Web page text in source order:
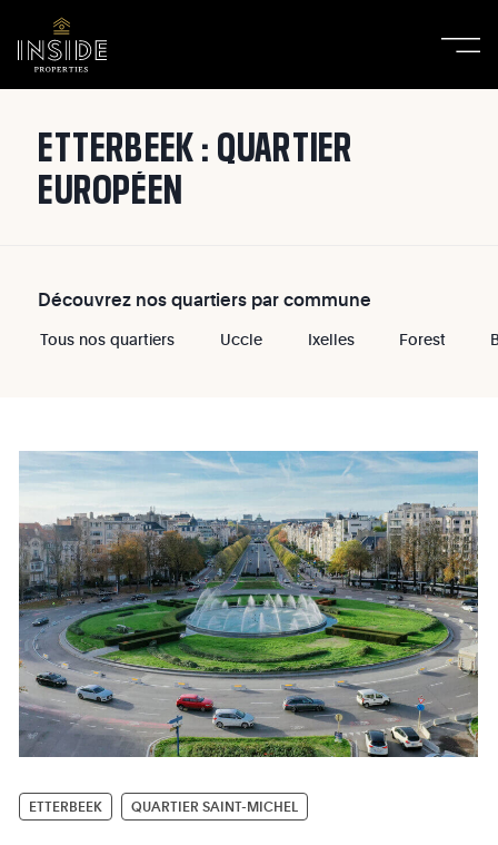
ETTERBEEK : QUARTIER
EUROPÉEN
Découvrez nos quartiers par commune
Tous nos quartiers Uccle Ixelles Forest
ETTERBEEK QUARTIER SAINT-MICHEL